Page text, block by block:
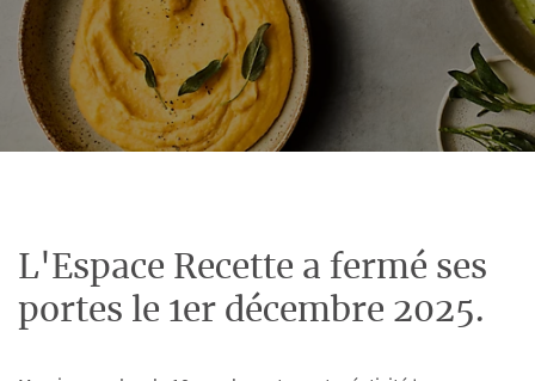
L'Espace Recette a fermé ses
portes le 1er décembre 2025.